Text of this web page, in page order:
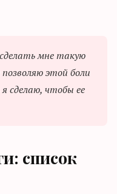
мне такую
позволяю этой боли
сделаю, чтобы ее
список